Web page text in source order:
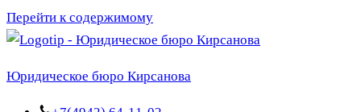
Перейти к содержимому
Юридическое бюро Кирсанова